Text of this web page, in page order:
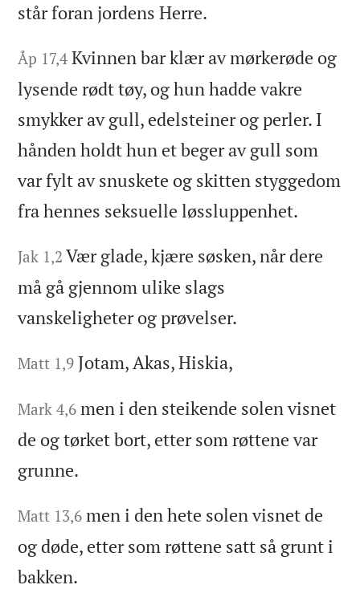
står foran jordens Herre.
Åp 17,4 Kvinnen bar klær av mørkerøde og
lysende rødt tøy, og hun hadde vakre
smykker av gull, edelsteiner og perler. I
hånden holdt hun et beger av gull som
var fylt av snuskete og skitten styggedom
fra hennes seksuelle løssluppenhet.
Jak 1,2 Vær glade, kjære søsken, når dere
må gå gjennom ulike slags
vanskeligheter og prøvelser.
Matt 1,9 Jotam, Akas, Hiskia,
Mark 4,6 men i den steikende solen visnet
de og tørket bort, etter som røttene var
grunne.
Matt 13,6 men i den hete solen visnet de
og døde, etter som røttene satt så grunt i
bakken.